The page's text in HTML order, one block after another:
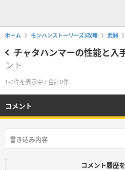
ホーム モンハンストーリーズ3攻略 武器
チャタハンマーの性能と入
ント
1-0件を表示中 / 合計0件
コメント
コメント履歴